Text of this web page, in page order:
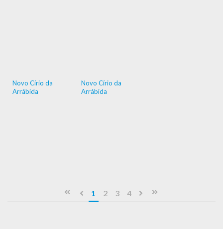
Novo Círio da
Arrábida
Novo Círio da
Arrábida
1 2 3 4